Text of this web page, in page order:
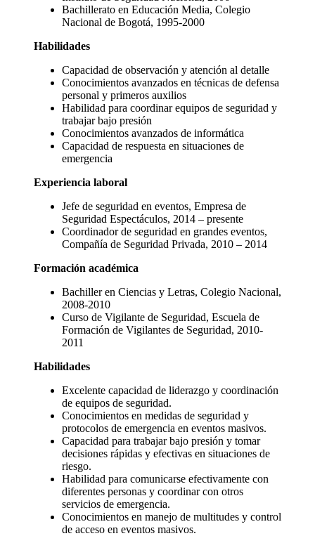
Bachillerato en Educación Media, Colegio
Nacional de Bogotá, 1995-2000
Habilidades
Capacidad de observación y atención al detalle
Conocimientos avanzados en técnicas de defensa
personal y primeros auxilios
Habilidad para coordinar equipos de seguridad y
trabajar bajo presión
Conocimientos avanzados de informática
Capacidad de respuesta en situaciones de
emergencia
Experiencia laboral
Jefe de seguridad en eventos, Empresa de
Seguridad Espectáculos, 2014 – presente
Coordinador de seguridad en grandes eventos,
Compañía de Seguridad Privada, 2010 – 2014
Formación académica
Bachiller en Ciencias y Letras, Colegio Nacional,
2008-2010
Curso de Vigilante de Seguridad, Escuela de
Formación de Vigilantes de Seguridad, 2010-
2011
Habilidades
Excelente capacidad de liderazgo y coordinación
de equipos de seguridad.
Conocimientos en medidas de seguridad y
protocolos de emergencia en eventos masivos.
Capacidad para trabajar bajo presión y tomar
decisiones rápidas y efectivas en situaciones de
riesgo.
Habilidad para comunicarse efectivamente con
diferentes personas y coordinar con otros
servicios de emergencia.
Conocimientos en manejo de multitudes y control
de acceso en eventos masivos.